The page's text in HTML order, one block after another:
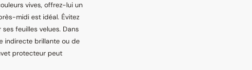
vives, offrez-lui un
midi est idéal. Évitez
feuilles velues. Dans
indirecte brillante ou de
protecteur peut